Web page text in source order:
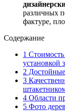
различных
фактуре,
Содержание
1 Стоимость
установкой
2
3
4 Области
5 Фото